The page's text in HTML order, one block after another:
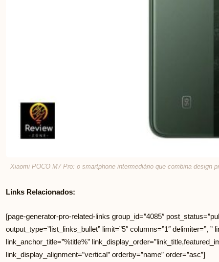
Xiaomi POCO M7 Pro: o smartphone intermediário que combina design
Links Relacionados:
[page-generator-pro-related-links group_id=”4085″
output_type=”list_links_bullet” limit=”5″ columns=”1″ delimiter=”, ”
link_anchor_title=”%title%”
link_display_alignment=”vertical” orderby=”name” order=”asc”]